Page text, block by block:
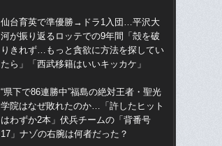
仙台育英で準優勝→ドラ1入団…平沢大
河が振り返るロッテでの9年間「殻を破
りきれず…もっと貪欲に方法を探してい
たら」「西武移籍はいいキッカケ」
“県下で86連勝中”福島の絶対王者・聖光
学院はなぜ敗れたのか…「許したヒット
はわずか2本」伏兵チームの「背番号
17」ナゾの右腕は何者だった？